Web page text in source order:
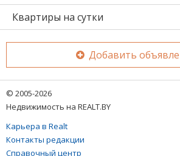
Квартиры на сутки
Добавить
© 2005-2026
Недвижимость на REALT.BY
Карьера в Realt
Контакты редакции
Справочный центр